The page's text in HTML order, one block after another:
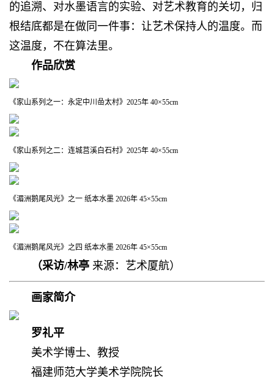
的追溯、对水墨语言的实验、对艺术教育的关切，归
根结底都是在做同一件事：让艺术保持人的温度。而
这温度，不在算法里。
作品欣赏
《家山系列之一：永定中川嵒太村》2025年 40×55cm
《家山系列之二：连城莒溪白石村》2025年 40×55cm
《湄洲鹅尾风光》之一 纸本水墨 2026年 45×55cm
《湄洲鹅尾风光》之四 纸本水墨 2026年 45×55cm
（采访/林亭 来源：艺术厦航）
画家简介
罗礼平
美术学博士、教授
福建师范大学美术学院院长